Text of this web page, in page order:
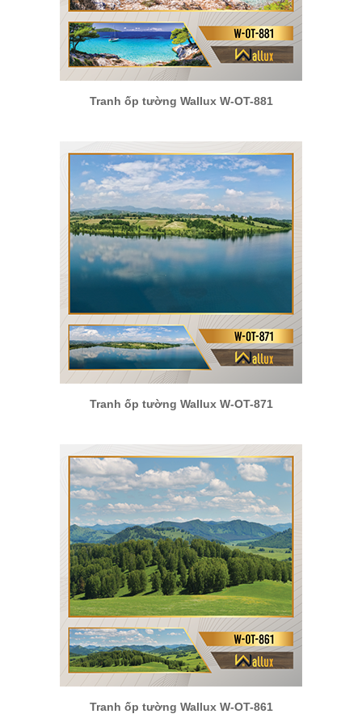
Tranh ốp tường Wallux W-OT-881
Tranh ốp tường Wallux W-OT-871
Tranh ốp tường Wallux W-OT-861